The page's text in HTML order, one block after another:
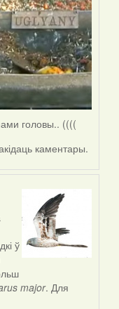
головы.. ((((
каментары.
ў
major. Для